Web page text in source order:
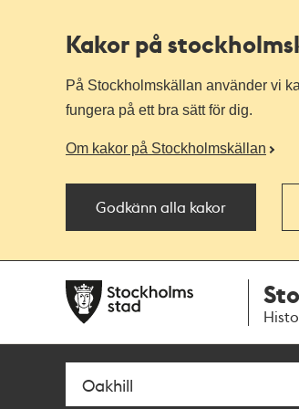
Kakor på
På Stockholmskällan använder vi
fungera på ett bra sätt för dig.
Om kakor på Stockholmskällan
Godkänn alla kakor
navigationen
huvudinnehållet
Sök